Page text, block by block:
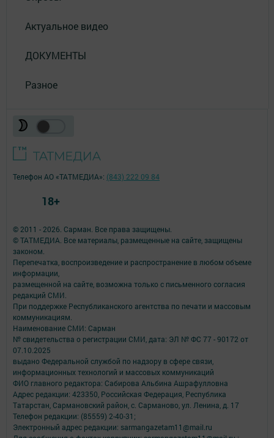
Актуальное видео
ДОКУМЕНТЫ
Разное
© 2011 - 2026. Сарман. Все права защищены.
© ТАТМЕДИА. Все материалы, размещенные на сайте, защищены
законом.
Перепечатка, воспроизведение и распространение в любом объеме
информации,
размещенной на сайте, возможна только с письменного согласия
редакций СМИ.
При поддержке Республиканского агентства по печати и массовым
коммуникациям.
Наименование СМИ: Сарман
№ свидетельства о регистрации СМИ, дата: ЭЛ № ФС 77 - 90172 от
07.10.2025
выдано Федеральной службой по надзору в сфере связи,
информационных технологий и массовых коммуникаций
ФИО главного редактора: Сабирова Альбина Ашрафулловна
Адрес редакции: 423350, Российская Федерация, Республика
Татарстан, Сармановский район, с. Сарманово, ул. Ленина, д. 17
Телефон редакции: (85559) 2-40-31;
Электронный адрес редакции: sarmangazetam11@mail.ru
Телефон АО «ТАТМЕДИА»: (843) 222 09 84
18+